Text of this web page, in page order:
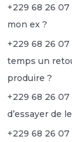
+229 68 26
mon ex ?
+229 68 26
temps un
produire ?
+229 68 26
d’essayer de
+229 68 26 07